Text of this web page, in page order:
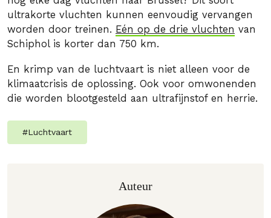
ultrakorte vluchten kunnen eenvoudig vervangen
worden door treinen. Eén op de drie vluchten van
Schiphol is korter dan 750 km.
En krimp van de luchtvaart is niet alleen voor de
klimaatcrisis de oplossing. Ook voor omwonenden
die worden blootgesteld aan ultrafijnstof en herrie.
#Luchtvaart
Auteur